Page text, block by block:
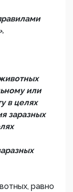
или
в целях
заразных
равно